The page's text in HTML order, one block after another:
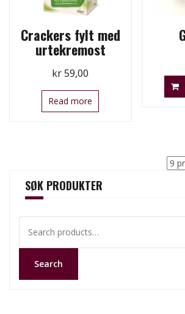
Crackers fylt med
urtekremost
kr59,00
Read more
SØK PRODUKTER
for:
Search